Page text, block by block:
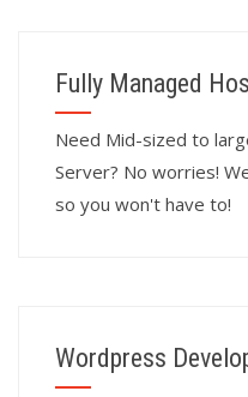
Fully Managed
Need Mid-sized to
Server? No worries!
so you won't have to!
Wordpress